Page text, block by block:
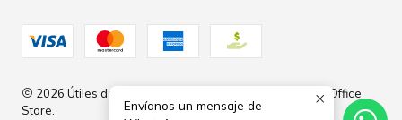
2026 Útiles de Oficina y Papelería en Panamá | Rover Office
Store.
Envíanos un mensaje de